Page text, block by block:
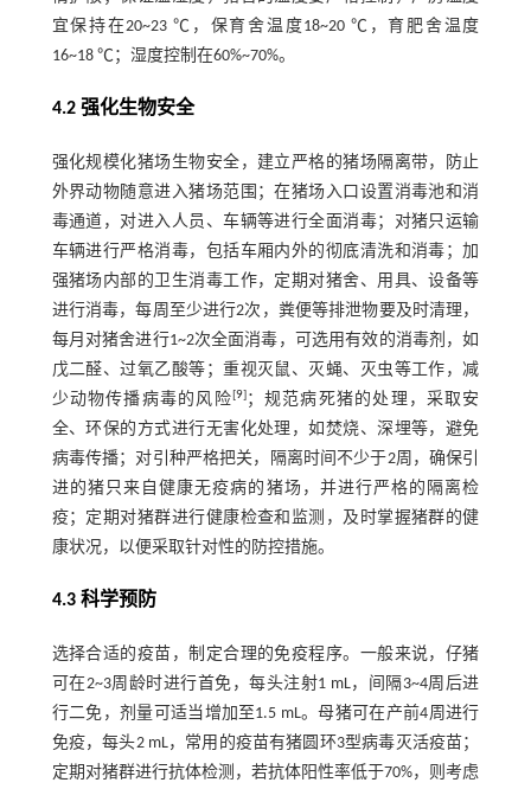
宜保持在20~23 ℃，保育舍温度18~20 ℃，育肥舍温度
16~18 ℃；湿度控制在60%~70%。
4.2 强化生物安全
强化规模化猪场生物安全，建立严格的猪场隔离带，防止
外界动物随意进入猪场范围；在猪场入口设置消毒池和消
毒通道，对进入人员、车辆等进行全面消毒；对猪只运输
车辆进行严格消毒，包括车厢内外的彻底清洗和消毒；加
强猪场内部的卫生消毒工作，定期对猪舍、用具、设备等
进行消毒，每周至少进行2次，粪便等排泄物要及时清理，
每月对猪舍进行1~2次全面消毒，可选用有效的消毒剂，如
戊二醛、过氧乙酸等；重视灭鼠、灭蝇、灭虫等工作，减
少动物传播病毒的风险[9]；规范病死猪的处理，采取安
全、环保的方式进行无害化处理，如焚烧、深埋等，避免
病毒传播；对引种严格把关，隔离时间不少于2周，确保引
进的猪只来自健康无疫病的猪场，并进行严格的隔离检
疫；定期对猪群进行健康检查和监测，及时掌握猪群的健
康状况，以便采取针对性的防控措施。
4.3 科学预防
选择合适的疫苗，制定合理的免疫程序。一般来说，仔猪
可在2~3周龄时进行首免，每头注射1 mL，间隔3~4周后进
行二免，剂量可适当增加至1.5 mL。母猪可在产前4周进行
免疫，每头2 mL，常用的疫苗有猪圆环3型病毒灭活疫苗；
定期对猪群进行抗体检测，若抗体阳性率低于70%，则考虑